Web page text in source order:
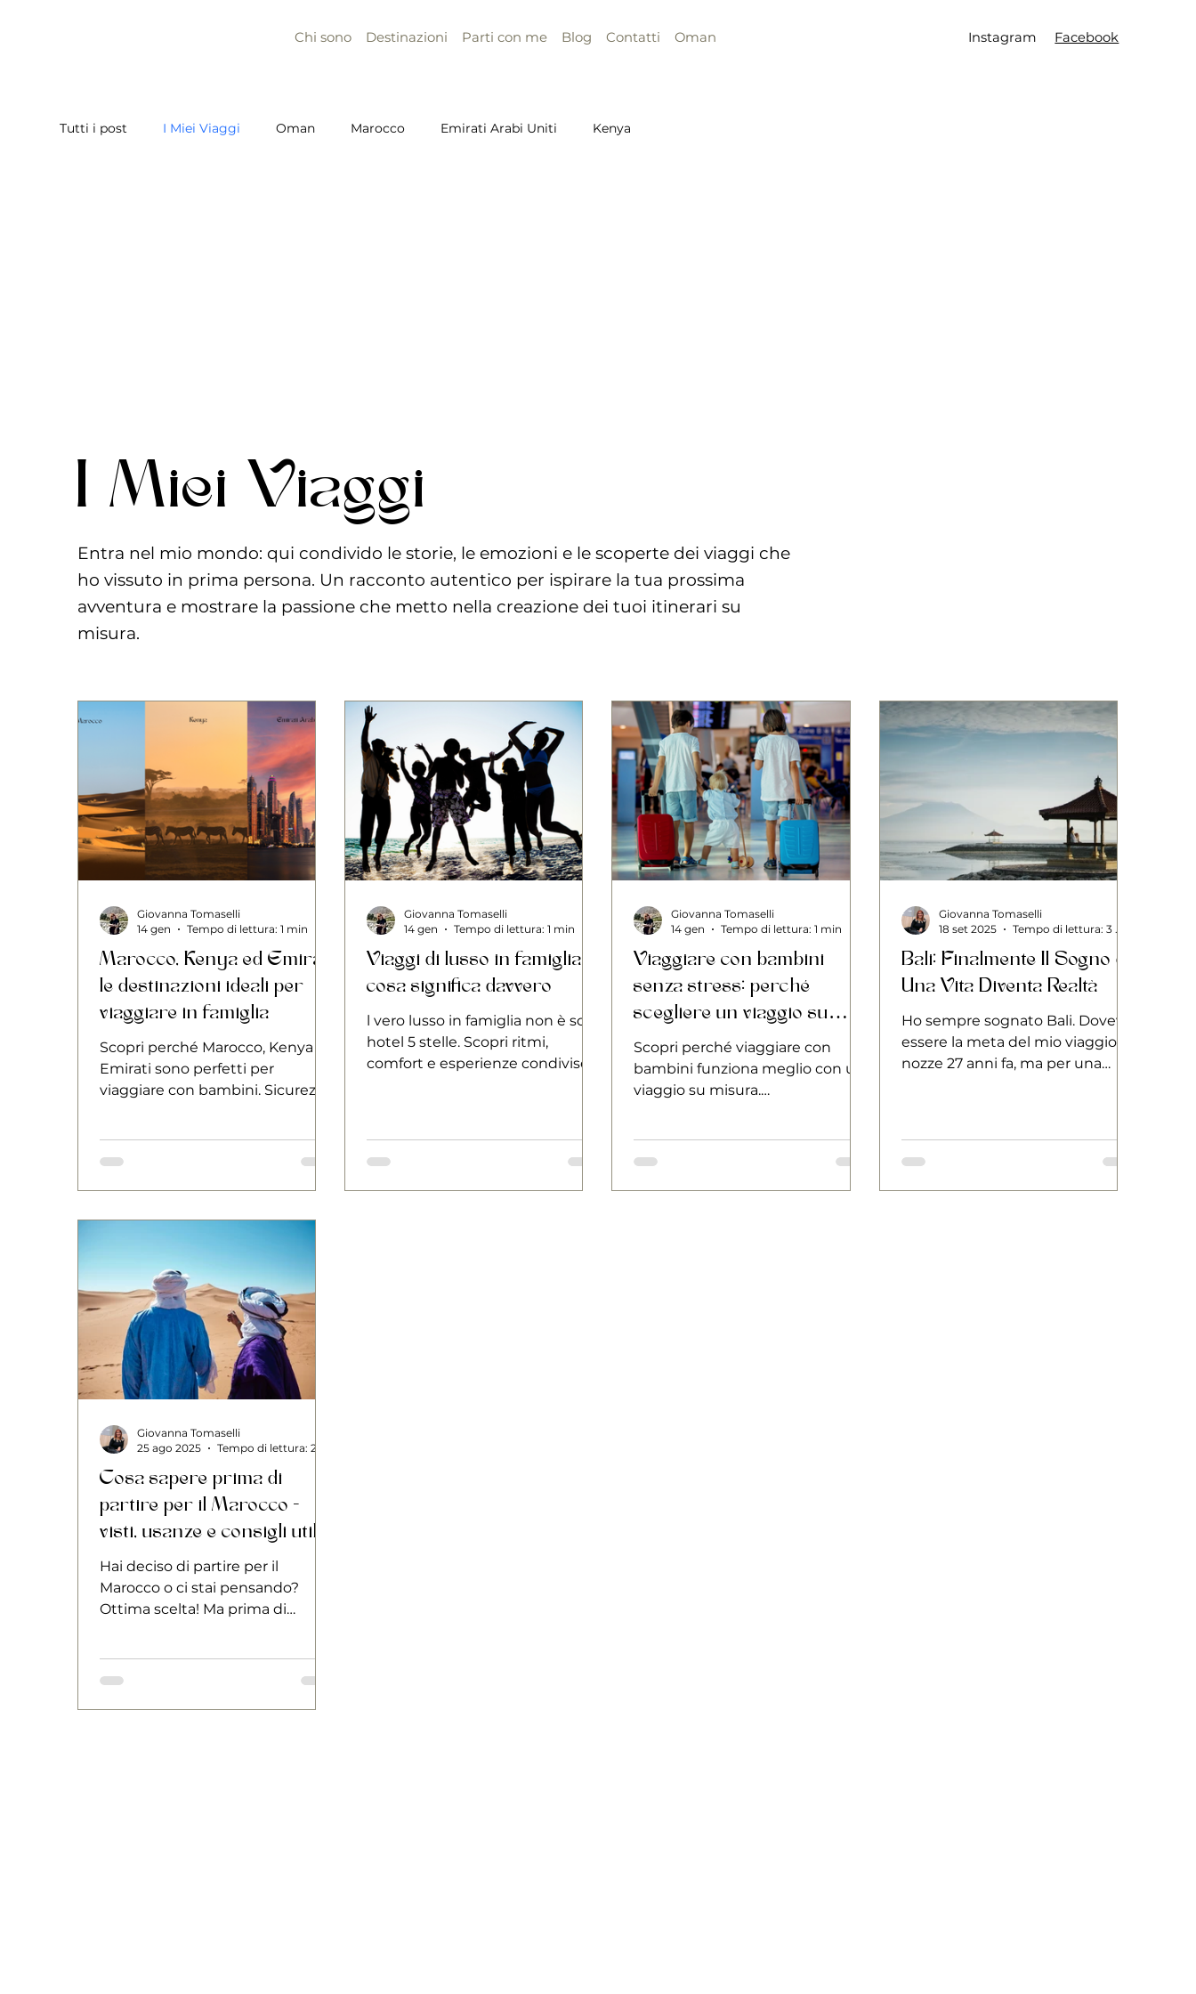
Chi sono Destinazioni Parti con me Blog Contatti Oman Instagram Facebook
Tutti i post I Miei Viaggi Oman Marocco Emirati Arabi Uniti Kenya
I Miei Viaggi
Entra nel mio mondo: qui condivido le storie, le emozioni e le scoperte dei viaggi che
ho vissuto in prima persona. Un racconto autentico per ispirare la tua prossima
avventura e mostrare la passione che metto nella creazione dei tuoi itinerari su
misura.
Marocco, Kenya ed Emirati:
le destinazioni ideali per
viaggiare in famiglia
Scopri perché Marocco, Kenya ed
Emirati sono perfetti per
viaggiare con bambini. Sicurezza,
Giovanna Tomaselli
14 gen
Tempo di lettura: 1 min
Viaggi di lusso in famiglia:
cosa significa davvero
l vero lusso in famiglia non è solo
hotel 5 stelle. Scopri ritmi,
comfort e esperienze condivise
Giovanna Tomaselli
14 gen
Tempo di lettura: 1 min
Viaggiare con bambini
senza stress: perché
scegliere un viaggio su
misura
Scopri perché viaggiare con
bambini funziona meglio con un
viaggio su misura.
Giovanna Tomaselli
14 gen
Tempo di lettura: 1 min
Bali: Finalmente Il Sogno di
Una Vita Diventa Realtà
Ho sempre sognato Bali. Doveva
essere la meta del mio viaggio di
nozze 27 anni fa, ma per una
ottobre, un mese a rischio per il
clima, con la paura costante della
Giovanna Tomaselli
18 set 2025
Tempo di lettura: 3 min
Cosa sapere prima di
partire per il Marocco -
visti, usanze e consigli utili
Hai deciso di partire per il
Marocco o ci stai pensando?
Ottima scelta! Ma prima di
vivere l’esperienza in modo
Ecco una guida pratica con tutte
Giovanna Tomaselli
25 ago 2025